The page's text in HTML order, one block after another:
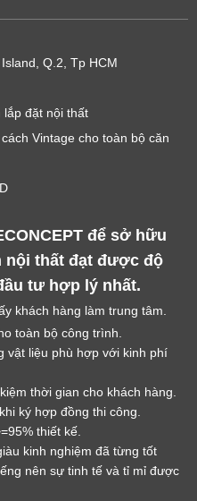
Q.2, Tp HCM
lắp đặt nội thất
Vintage cho toàn bộ căn
để sở hữu
nội thất đạt được độ
tư hợp lý nhất.
khách hàng làm trung tâm.
toàn bộ công trình.
vật liệu phù hợp với kinh phí
thời gian cho khách hàng.
ký hợp đồng thi công.
thiết kế.
kinh nghiệm đã từng tốt
nên sự tinh tế và tỉ mỉ được